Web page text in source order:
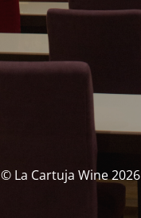
© La Cartuja Wine 2026